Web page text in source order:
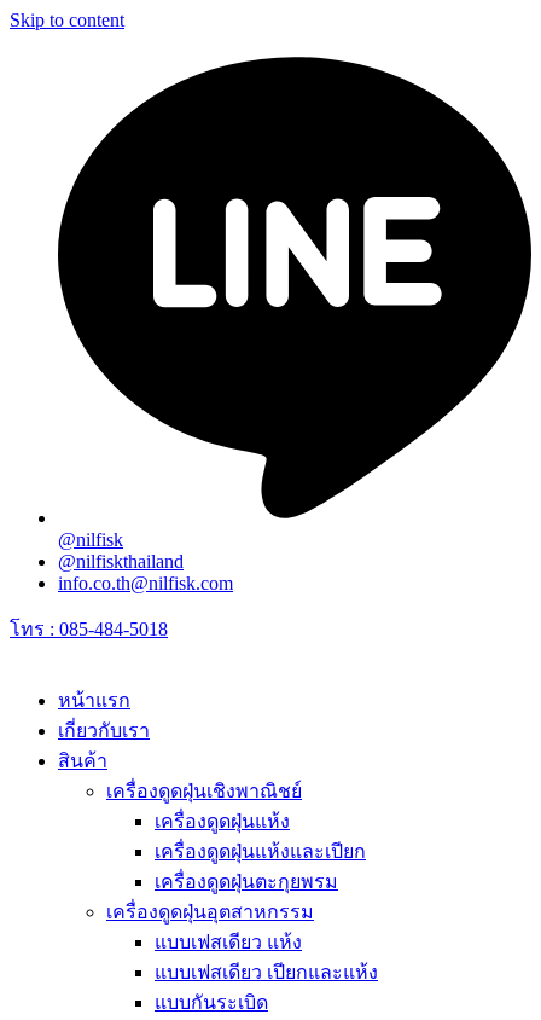
Skip to content
@nilfisk
@nilfiskthailand
info.co.th@nilfisk.com
โทร : 085-484-5018
หน้าแรก
เกี่ยวกับเรา
สินค้า
เครื่องดูดฝุ่นเชิงพาณิชย์
เครื่องดูดฝุ่นแห้ง
เครื่องดูดฝุ่นแห้งและเปียก
เครื่องดูดฝุ่นตะกุยพรม
เครื่องดูดฝุ่นอุตสาหกรรม
แบบเฟสเดียว แห้ง
แบบเฟสเดียว เปียกและแห้ง
แบบกันระเบิด